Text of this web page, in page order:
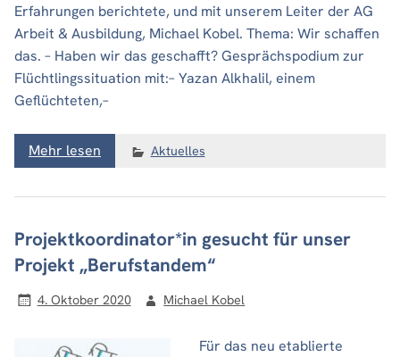
Erfahrungen berichtete, und mit unserem Leiter der AG
Arbeit & Ausbildung, Michael Kobel. Thema: Wir schaffen
das. – Haben wir das geschafft? Gesprächspodium zur
Flüchtlingssituation mit:– Yazan Alkhalil, einem
Geflüchteten,–
Mehr lesen Aktuelles
Projektkoordinator*in gesucht für unser
Projekt „Berufstandem“
4. Oktober 2020 Michael Kobel
Für das neu etablierte